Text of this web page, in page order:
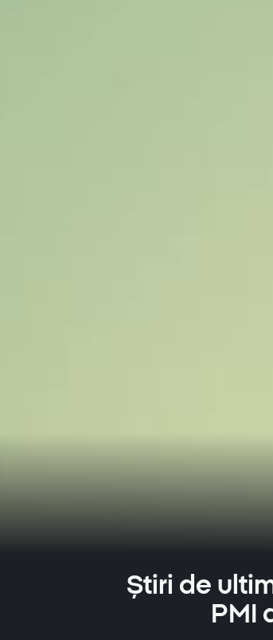
Știri de
PMI